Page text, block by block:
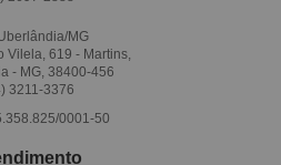
MG
Vilela, 619 - Martins,
- MG, 38400-456
3211-3376
0001-50